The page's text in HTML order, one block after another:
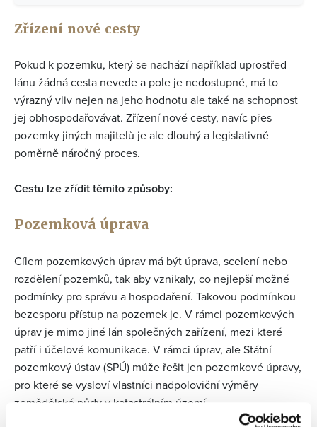
Zřízení nové cesty
Pokud k pozemku, který se nachází například uprostřed
lánu žádná cesta nevede a pole je nedostupné, má to
výrazný vliv nejen na jeho hodnotu ale také na schopnost
jej obhospodařovávat. Zřízení nové cesty, navíc přes
pozemky jiných majitelů je ale dlouhý a legislativně
poměrně náročný proces.
Cestu lze zřídit těmito způsoby:
Pozemková úprava
Cílem pozemkových úprav má být úprava, scelení nebo
rozdělení pozemků, tak aby vznikaly, co nejlepší možné
podmínky pro správu a hospodaření. Takovou podmínkou
bezesporu přístup na pozemek je. V rámci pozemkových
úprav je mimo jiné lán společných zařízení, mezi které
patří i účelové komunikace. V rámci úprav, ale Státní
pozemkový ústav (SPÚ) může řešit jen pozemkové úpravy,
pro které se vysloví vlastníci nadpoloviční výměry
zemědělské půdy v katastrálním území.